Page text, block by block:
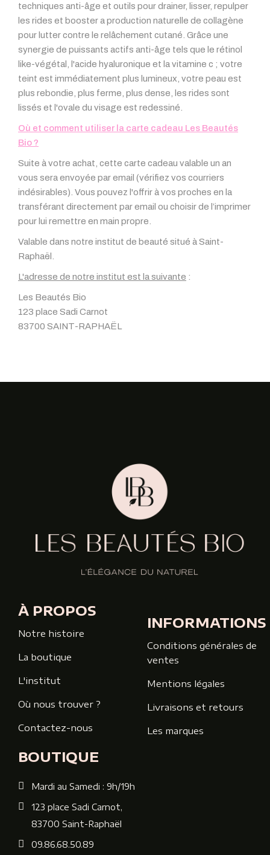
techniques anti-âge et outils pour drainer, lisser, repulper
les rides et booster a production naturelle de collagène
pour lutter contre le relâchement cutané. Grâce une
synergie de puissants actifs anti-âge tels que le rétinol
like-végétal, l'acide hyaluronique et la vitamine c ; votre
teint est immédiatement plus lumineux, votre peau est
plus rebondie, plus ferme, plus dense, les rides sont
lissés et l'ovale du visage est redessiné.
Où et comment utiliser la carte cadeau Les Beautés
Bio ?
Suite à votre achat, cette carte cadeau valable un an
vous sera envoyée par email (vérifiez vos courriers
indésirables). Vous pouvez l'offrir à vos proches en la
transférant directement par email ou choisir de l’imprimer
pour lui remettre en main propre.
Valable dans notre institut de beauté situé à Saint-
Raphaël.
L'adresse de notre institut est la suivante :
Les Beautés Bio
123 place Sadi Carnot
83700 SAINT-RAPHAËL
À PROPOS
Notre histoire
La boutique
L'institut
Où nous trouver ?
Contactez-nous
INFORMATIONS
Conditions générales de
ventes
Mentions légales
Livraisons et retours
Les marques
BOUTIQUE
Mardi au Samedi : 9h/19h
123 place Sadi Carnot,
83700 Saint-Raphaël
09.86.68.50.89